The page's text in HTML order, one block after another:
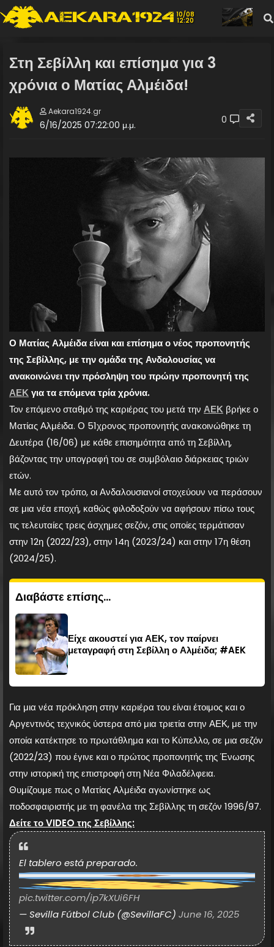
10/08
12:20
Στη Σεβίλλη και επίσημα για 3
χρόνια ο Ματίας Αλμέιδα!
Aekara1924.gr
6/16/2025 07:22:00 μ.μ. 0
Ο Ματίας Αλμέιδα είναι και επίσημα ο νέος προπονητής
της Σεβίλλης, με την ομάδα της Ανδαλουσίας να
ανακοινώνει την πρόσληψη του πρώην προπονητή της
ΑΕΚγια τα επόμενα τρία χρόνια.
Τον επόμενο σταθμό της καριέρας του μετά την ΑΕΚ βρήκε ο
Ματίας Αλμέιδα. Ο 51χρονος προπονητής ανακοινώθηκε τη
Δευτέρα (16/06) με κάθε επισημότητα από τη Σεβίλλη,
βάζοντας την υπογραφή του σε συμβόλαιο διάρκειας τριών
ετών.
Με αυτό τον τρόπο, οι Ανδαλουσιανοί στοχεύουν να περάσουν
σε μια νέα εποχή, καθώς φιλοδοξούν να αφήσουν πίσω τους
τις τελευταίες τρεις άσχημες σεζόν, στις οποίες τερμάτισαν
στην 12η (2022/23), στην 14η (2023/24) και στην 17η θέση
(2024/25).
Διαβάστε επίσης...
Είχε ακουστεί για ΑΕΚ, τον παίρνει
μεταγραφή στη Σεβίλλη ο Αλμέιδα; #AEK
Για μια νέα πρόκληση στην καριέρα του είναι έτοιμος και ο
Αργεντινός τεχνικός ύστερα από μια τριετία στην ΑΕΚ, με την
οποία κατέκτησε το πρωτάθλημα και το Κύπελλο, σε μια σεζόν
(2022/23) που έγινε και ο πρώτος προπονητής της Ένωσης
στην ιστορική της επιστροφή στη Νέα Φιλαδέλφεια.
Θυμίζουμε πως ο Ματίας Αλμέιδα αγωνίστηκε ως
ποδοσφαιριστής με τη φανέλα της Σεβίλλης τη σεζόν 1996/97.
Δείτε το VIDEO της Σεβίλλης:
El tablero está preparado.
pic.twitter.com/ip7kXUi6FH
— Sevilla Fútbol Club (@SevillaFC) June 16, 2025